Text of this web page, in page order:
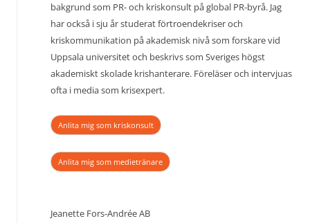
bakgrund som PR- och kriskonsult på global PR-byrå. Jag
har också i sju år studerat förtroendekriser och
kriskommunikation på akademisk nivå som forskare vid
Uppsala universitet och beskrivs som Sveriges högst
akademiskt skolade krishanterare. Föreläser och intervjuas
ofta i media som krisexpert.
Anlita mig som kriskonsult
Anlita mig som medietränare
Jeanette Fors-Andrée AB